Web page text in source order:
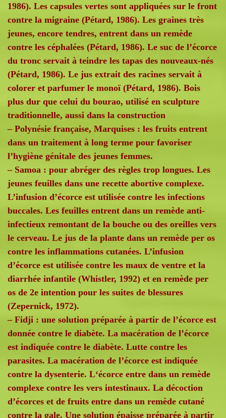
1986). Les capsules vertes sont appliquées sur le front
contre la migraine (Pétard, 1986). Les graines très
jeunes, encore tendres, entrent dans un remède
contre les céphalées (Pétard, 1986). Le suc de l’écorce
du tronc servait à teindre les tapas des nouveaux-nés
(Pétard, 1986). Le jus extrait des racines servait à
colorer et parfumer le monoï (Pétard, 1986). Bois
plus dur que celui du bourao, utilisé en sculpture
traditionnelle, aussi dans la construction
– Polynésie française, Marquises : les fruits entrent
dans un traitement à long terme pour favoriser
l’hygiène génitale des jeunes femmes.
– Samoa : pour abréger des règles trop longues. Les
jeunes feuilles dans une recette abortive complexe.
L’infusion d’écorce est utilisée contre les infections
buccales. Les feuilles entrent dans un remède anti-
infectieux remontant de la bouche ou des oreilles vers
le cerveau. Le jus de la plante dans un remède per os
contre les inflammations cutanées. L’infusion
d’écorce est utilisée contre les maux de ventre et la
diarrhée infantile (Whistler, 1992) et en remède per
os de 2e intention pour les suites de blessures
(Zepernick, 1972).
– Fidji : une solution préparée à partir de l’écorce est
donnée contre le diabète. La macération de l’écorce
est indiquée contre le diabète. Lutte contre les
parasites. La macération de l’écorce est indiquée
contre la dysenterie. L‘écorce entre dans un remède
complexe contre les vers intestinaux. La décoction
d’écorces et de fruits entre dans un remède cutané
contre la gale. Une solution épaisse préparée à partir